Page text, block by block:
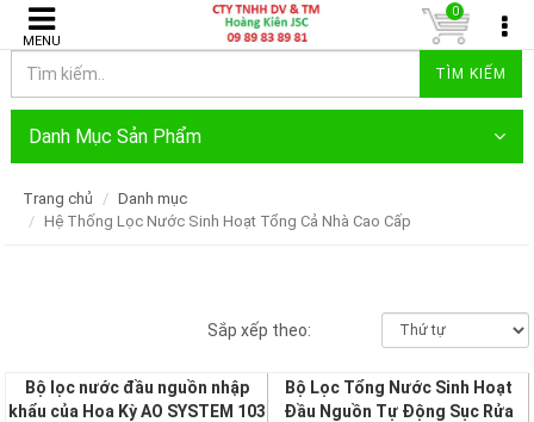
MENU
TÌM KIẾM
0
Danh Mục Sản Phẩm
Trang chủ
Danh mục
Hệ Thống Lọc Nước Sinh Hoạt Tổng Cả Nhà Cao Cấp
Sắp xếp theo:
Bộ lọc nước đầu nguồn nhập
khẩu của Hoa Kỳ AO SYSTEM 103
Bộ Lọc Tổng Nước Sinh Hoạt
Đầu Nguồn Tự Động Sục Rửa